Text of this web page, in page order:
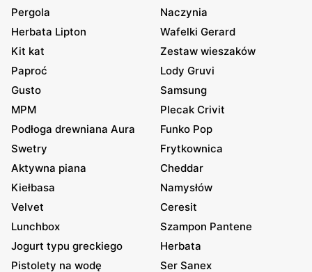
Pergola
Naczynia
Herbata Lipton
Wafelki Gerard
Kit kat
Zestaw wieszaków
Paproć
Lody Gruvi
Gusto
Samsung
MPM
Plecak Crivit
Podłoga drewniana Aura
Funko Pop
Swetry
Frytkownica
Aktywna piana
Cheddar
Kiełbasa
Namysłów
Velvet
Ceresit
Lunchbox
Szampon Pantene
Jogurt typu greckiego
Herbata
Pistolety na wodę
Ser Sanex